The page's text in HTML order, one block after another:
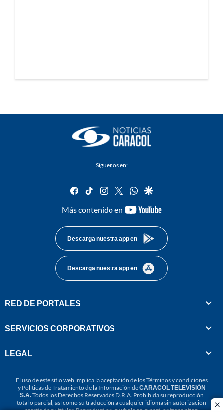
Síguenos en:
facebook
tiktok instagram
twitterwhatsapp
google
Más contenido en
youtube-
Descarga nuestra app en
Descarga nuestra app en
RED DE PORTALES
SERVICIOS CORPORATIVOS
LEGAL
El uso de este sitio web implica la aceptación de losTérminos y condiciones
y Políticas de Tratamiento de la Información deCARACOL TELEVISIÓN
S.A.Todos los Derechos Reservados D.R.A. Prohibida su reproducción
total o parcial, así como su traducción a cualquier idioma sin autorización
escrita de su titular. Reproduction in whole or in part, or translation